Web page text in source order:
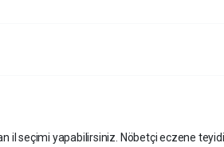
il seçimi yapabilirsiniz. Nöbetçi eczene